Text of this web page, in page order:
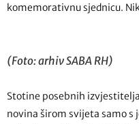
komemorativnu sjednicu.
(Foto: arhiv SABA RH)
Stotine posebnih
novina širom svijeta samo